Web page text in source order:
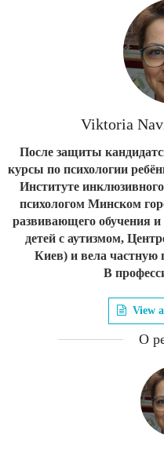
Viktoria
После защиты
курсы по психологии
Институте
психологом Минском
развивающего обучения
детей с аутизмом,
Киев) и вела частную
В
View
О